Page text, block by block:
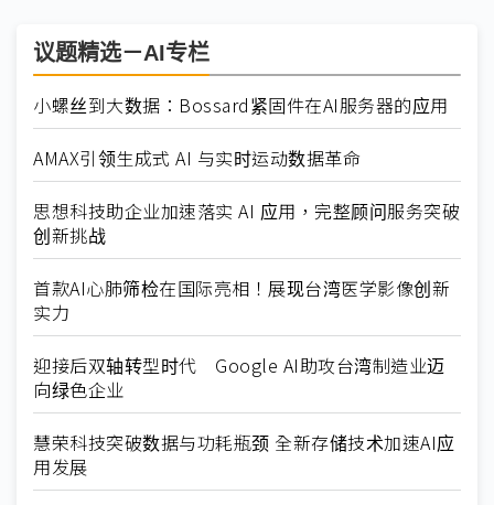
议题精选－AI专栏
小螺丝到大数据：Bossard紧固件在AI服务器的应用
AMAX引领生成式 AI 与实时运动数据革命
思想科技助企业加速落实 AI 应用，完整顾问服务突破
创新挑战
首款AI心肺筛检在国际亮相！展现台湾医学影像创新
实力
迎接后双轴转型时代 Google AI助攻台湾制造业迈
向绿色企业
慧荣科技突破数据与功耗瓶颈 全新存储技术加速AI应
用发展